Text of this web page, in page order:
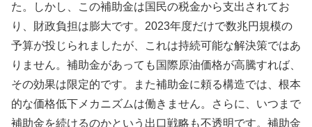
た。しかし、この補助金は国民の税金から支出されてお
り、財政負担は膨大です。2023年度だけで数兆円規模の
予算が投じられましたが、これは持続可能な解決策ではあ
りません。補助金があっても国際原油価格が高騰すれば、
その効果は限定的です。また補助金に頼る構造では、根本
的な価格低下メカニズムは働きません。さらに、いつまで
補助金を続けるのかという出口戦略も不透明です。補助金